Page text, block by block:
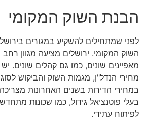
הבנת השוק המקומי
לפני שמתחילים להשקיע במגורים
השוק המקומי. ירושלים מציעה מגוון
מאפיינים שונים, כמו גם קהלים שונים.
מחירי הנדל"ן, מגמות השוק והביקוש
במחירי הדירות בשנים האחרונות
בעלי פוטנציאל גידול, כמו שכונות
לפיתוח עתידי.